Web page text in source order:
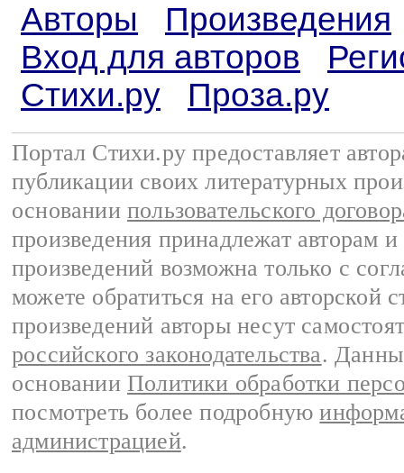
Авторы
Произведения
Вход для авторов
Стихи.ру
Проза.ру
Портал Стихи.ру предоставляет
публикации своих литературных
основании пользовательского
произведения принадлежат авторам
произведений возможна только с
можете обратиться на его авторской
произведений авторы несут
российского законодательства.
основании Политики обработки
посмотреть более подробную
администрацией.